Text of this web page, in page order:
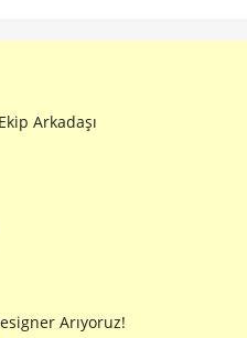
Arkadaşı
Arıyoruz!